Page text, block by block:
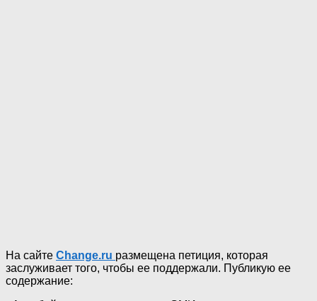
На сайте Change.ru размещена петиция, которая
заслуживает того, чтобы ее поддержали. Публикую ее
содержание: